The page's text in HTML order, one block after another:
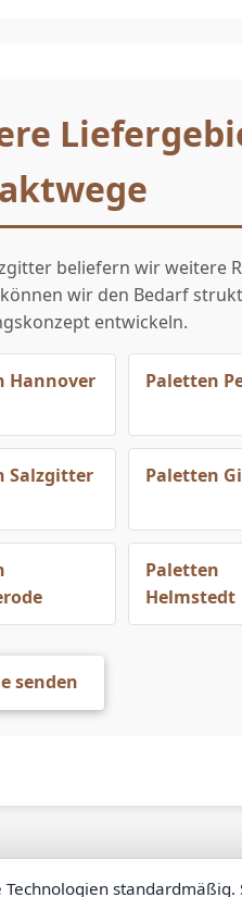
beliefern wir weitere
wir den Bedarf
entwickeln.
Hannover Paletten
Salzgitter Paletten
Paletten
Helmstedt
senden